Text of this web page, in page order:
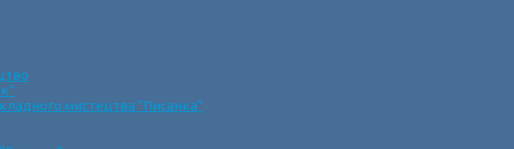
мистецтва “Писанка”